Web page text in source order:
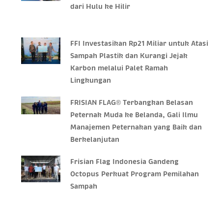
dari Hulu ke Hilir
FFI Investasikan Rp21 Miliar untuk Atasi
Sampah Plastik dan Kurangi Jejak
Karbon melalui Palet Ramah
Lingkungan
FRISIAN FLAG® Terbangkan Belasan
Peternak Muda ke Belanda, Gali Ilmu
Manajemen Peternakan yang Baik dan
Berkelanjutan
Frisian Flag Indonesia Gandeng
Octopus Perkuat Program Pemilahan
Sampah